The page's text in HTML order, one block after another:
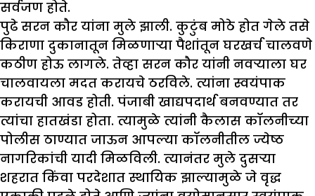
सर्वजण होते.
पुढे सरन कौर यांना मुले झाली. कुटुंब मोठे होत गेले तसे
किराणा दुकानातून मिळणाऱ्या पैशांतून घरखर्च चालवणे
कठीण होऊ लागले. तेव्हा सरन कौर यांनी नवऱ्याला घर
चालवायला मदत करायचे ठरविले. त्यांना स्वयंपाक
करायची आवड होती. पंजाबी खाद्यपदार्थ बनवण्यात तर
त्यांचा हातखंडा होता. त्यामुळे त्यांनी कैलास कॉलनीच्या
पोलीस ठाण्यात जाऊन आपल्या कॉलनीतील ज्येष्ठ
नागरिकांची यादी मिळविली. त्यानंतर मुले दुसऱ्या
शहरात किंवा परदेशात स्थायिक झाल्यामुळे जे वृद्ध